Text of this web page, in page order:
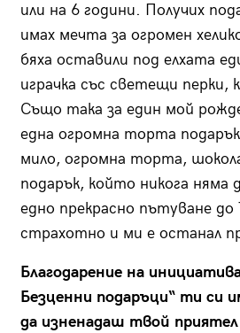
или на 6 години. Получих
имах мечта за огромен
бяха оставили под елхата
играчка със светещи перки,
Също така за един мой
една огромна торта
мило, огромна торта,
подарък, който никога няма
едно прекрасно пътуване
страхотно и ми е останал
Благодарение на
Безценни подаръци“ ти си
да изненадаш твой